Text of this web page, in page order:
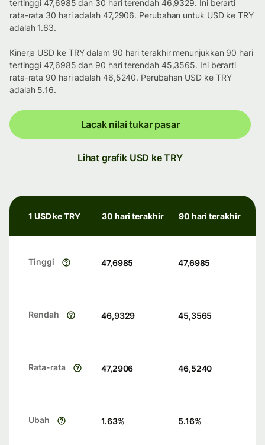
tertinggi 47,6985 dan 30 hari terendah 46,9329. Ini berarti
rata-rata 30 hari adalah 47,2906. Perubahan untuk USD ke TRY
adalah 1.63.
Kinerja USD ke TRY dalam 90 hari terakhir menunjukkan 90 hari
tertinggi 47,6985 dan 90 hari terendah 45,3565. Ini berarti
rata-rata 90 hari adalah 46,5240. Perubahan USD ke TRY
adalah 5.16.
Lacak nilai tukar pasar
Lihat grafik USD ke TRY
1 USD ke TRY 30 hari terakhir 90 hari terakhir
Tinggi 47,6985 47,6985
Rendah 46,9329 45,3565
Rata-rata 47,2906 46,5240
Ubah 1.63% 5.16%